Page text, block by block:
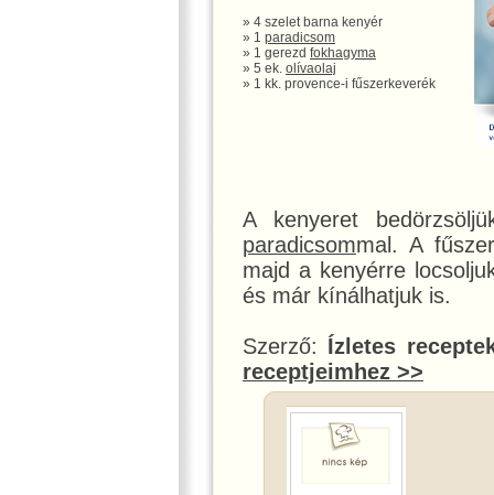
» 4 szelet barna kenyér
» 1 paradicsom
» 1 gerezd fokhagyma
» 5 ek. olívaolaj
» 1 kk. provence-i fűszerkeverék
A kenyeret
paradicsommal. A
majd a kenyérre
és már kínálhatjuk is.
Szerző: Ízletes
receptjeimhez >>